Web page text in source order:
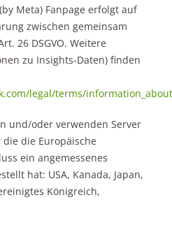
Meta) Fanpage erfolgt auf
zwischen gemeinsam
26 DSGVO. Weitere
zu Insights-Daten) finden
legal/terms/
und/oder verwenden Server
die Europäische
ein angemessenes
hat: USA, Kanada, Japan,
Königreich,